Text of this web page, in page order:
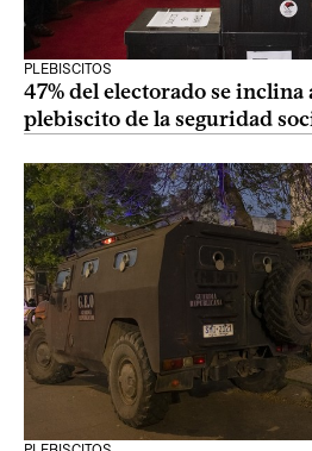
PLEBISCITOS
47% del electorado se inclina
plebiscito de la seguridad